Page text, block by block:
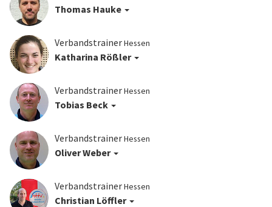
Thomas Hauke
VerbandstrainerHessen
Katharina Rößler
VerbandstrainerHessen
Tobias Beck
VerbandstrainerHessen
Oliver Weber
VerbandstrainerHessen
Christian Löffler